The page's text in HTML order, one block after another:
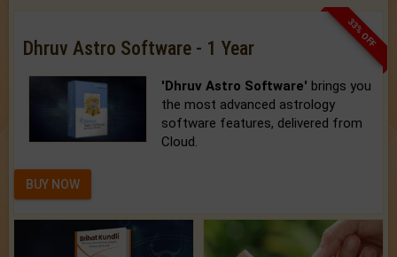
33% OFF
Dhruv Astro Software - 1 Year
'Dhruv Astro Software' brings you
the most advanced astrology
software features, delivered from
Cloud.
BUY NOW